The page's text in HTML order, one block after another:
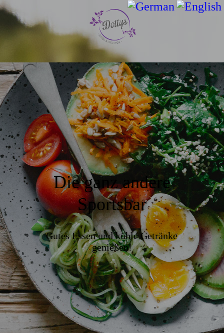
Die ganz andere
Sportsbar
Gutes Essen und kühle Getränke
genießen!